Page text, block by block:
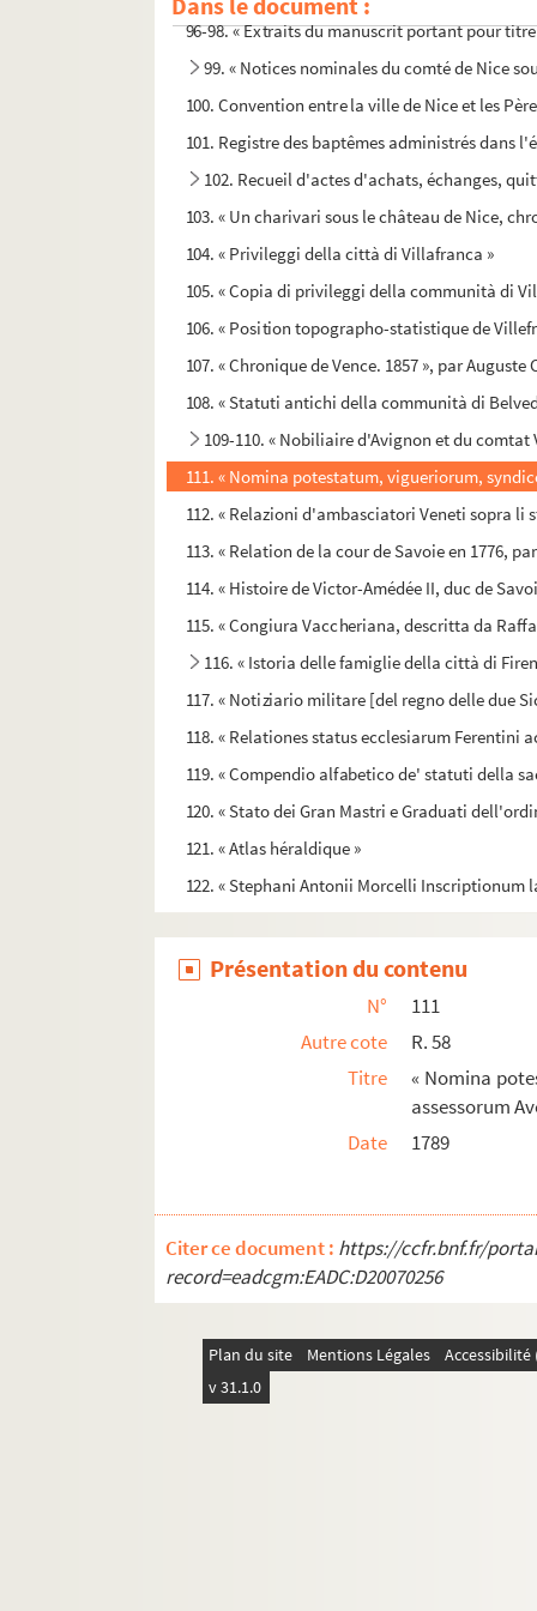
96-98. « Extraits du manuscrit portant pour
99. « Notices nominales du comté de Nice
100. Convention entre la ville de Nice et les
101. Registre des baptêmes administrés dans
102. Recueil d'actes d'achats, échanges,
103. « Un charivari sous le château de Nice,
104. « Privileggi della città di Villafranca »
105. « Copia di privileggi della communità di
106. « Position topographo-statistique de
107. « Chronique de Vence. 1857 », par Auguste
108. « Statuti antichi della communità di
109-110. « Nobiliaire d'Avignon et du comtat
111. « Nomina potestatum, vigueriorum,
112. « Relazioni d'ambasciatori Veneti sopra li
113. « Relation de la cour de Savoie en 1776,
114. « Histoire de Victor-Amédée II, duc de
115. « Congiura Vaccheriana, descritta da
116. « Istoria delle famiglie della città di
117. « Notiziario militare [del regno delle due
118. « Relationes status ecclesiarum
119. « Compendio alfabetico de' statuti della
120. « Stato dei Gran Mastri e Graduati
121. « Atlas héraldique »
122. « Stephani Antonii Morcelli
Présentation du contenu
N°
111
Autre cote
R. 58
Titre
« Nomina
assessorum
Date
1789
Citer ce document : https://ccfr.bnf.fr/
record=eadcgm:EADC:D20070256
Plan du site Mentions Légales
v 31.1.0